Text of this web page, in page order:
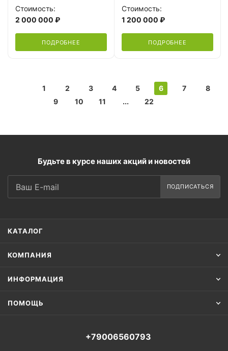
Стоимость:
2 000 000 ₽
ПОДРОБНЕЕ
Стоимость:
1 200 000 ₽
ПОДРОБНЕЕ
1 2 3 4 5 6 7
8
9
10 11 ... 22
Будьте в курсе наших акций и новостей
ПОДПИСАТЬСЯ
КАТАЛОГ
КОМПАНИЯ
ИНФОРМАЦИЯ
ПОМОЩЬ
+79006560793